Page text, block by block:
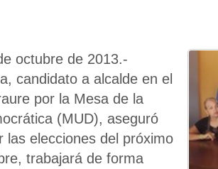
octubre de 2013.-
candidato a alcalde en el
por la Mesa de la
(MUD), aseguró
las elecciones del próximo
trabajará de forma